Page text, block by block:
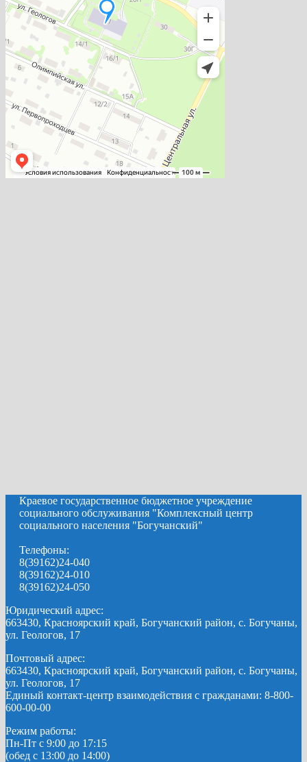
Краевое государственное бюджетное учреждение
социального обслуживания "Комплексный центр
социального населения "Богучанский"
Телефоны:
8(39162)24-040
8(39162)24-010
8(39162)24-050
Юридический адрес:
663430, Красноярский край, Богучанский район, с. Богучаны,
ул. Геологов, 17
Почтовый адрес:
663430, Красноярский край, Богучанский район, с. Богучаны,
ул. Геологов, 17
Единый контакт-центр взаимодействия с гражданами: 8-800-
600-00-00
Режим работы:
Пн-Пт с 9:00 до 17:15
(обед с 13:00 до 14:00)